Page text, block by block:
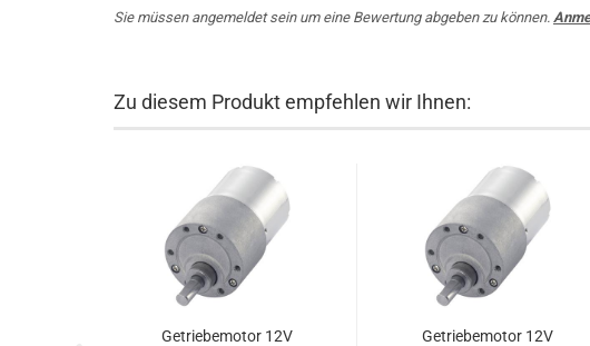
Sie müssen angemeldet sein um eine Bewertung abgeben zu können.
Zu diesem Produkt empfehlen wir Ihnen:
Getriebemotor 12V
Getriebemotor 12V